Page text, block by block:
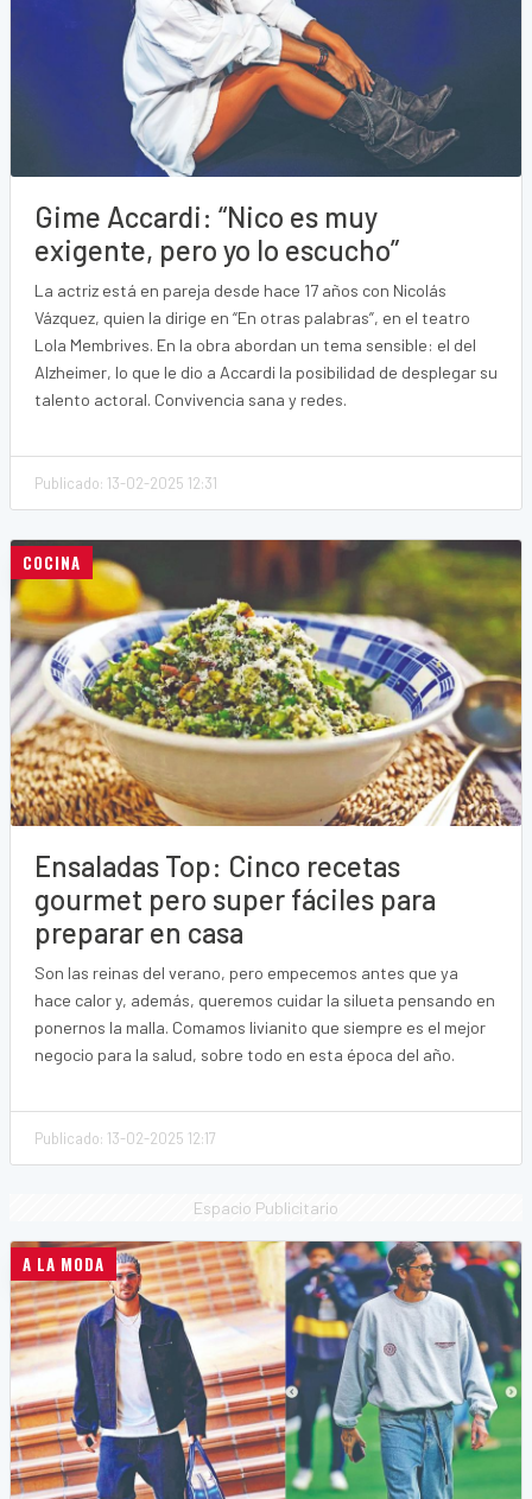
Gime Accardi: “Nico es muy
exigente, pero yo lo escucho”
La actriz está en pareja desde hace 17 años con Nicolás
Vázquez, quien la dirige en “En otras palabras”, en el teatro
Lola Membrives. En la obra abordan un tema sensible: el del
Alzheimer, lo que le dio a Accardi la posibilidad de desplegar su
talento actoral. Convivencia sana y redes.
Publicado: 13-02-2025 12:31
COCINA
Ensaladas Top: Cinco recetas
gourmet pero super fáciles para
preparar en casa
Son las reinas del verano, pero empecemos antes que ya
hace calor y, además, queremos cuidar la silueta pensando en
ponernos la malla. Comamos livianito que siempre es el mejor
negocio para la salud, sobre todo en esta época del año.
Publicado: 13-02-2025 12:17
Espacio Publicitario
A LA MODA